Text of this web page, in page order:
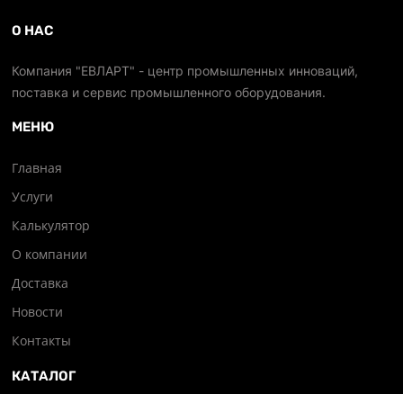
О НАС
Компания "ЕВЛАРТ" - центр промышленных инноваций,
поставка и сервис промышленного оборудования.
МЕНЮ
Главная
Услуги
Калькулятор
О компании
Доставка
Новости
Контакты
КАТАЛОГ